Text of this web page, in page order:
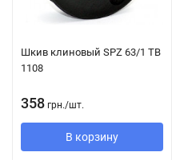
приводы с
Конструкция:
Благодаря специальной
обработано износостойкой
Шкив клиновый SPZ 63/1 TB
1108
358 грн./шт.
В корзину